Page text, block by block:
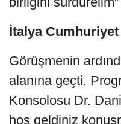
İtalya Cumhuriyet
Görüşmenin
alanına geçti.
Konsolosu Dr.
hoş geldiniz